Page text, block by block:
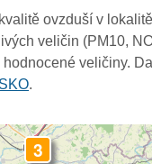
ovzduší v
veličin (PM10,
veličiny.
ISKO.
3